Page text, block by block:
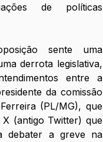
de políticas
sente uma
derrota legislativa,
entre a
da comissão
(PL/MG), que
(antigo Twitter) que
debater a greve na